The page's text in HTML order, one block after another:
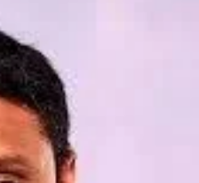
அறுவடைக்குத்
ஓர் பெருமை
ஒன்பது அமர்வுகள்;
75ஆவது ஆண்டு பவள விழா
புதிய செயலாளராக